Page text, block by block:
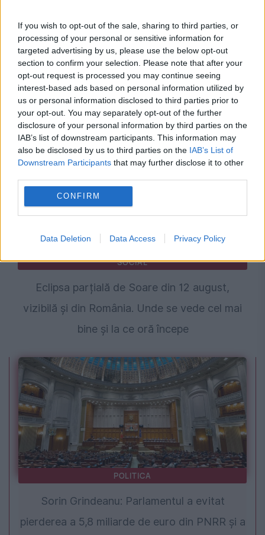
If you wish to opt-out of the sale, sharing to third parties, or
processing of your personal or sensitive information for
targeted advertising by us, please use the below opt-out
section to confirm your selection. Please note that after your
opt-out request is processed you may continue seeing
interest-based ads based on personal information utilized by
us or personal information disclosed to third parties prior to
your opt-out. You may separately opt-out of the further
disclosure of your personal information by third parties on the
IAB’s list of downstream participants. This information may
also be disclosed by us to third parties on the IAB’s List of
Downstream Participants that may further disclose it to other
CONFIRM
Data Deletion Data Access Privacy Policy
SOCIAL
Medicamente uzuale pentru digestie, oprite de
la vânzare. Ce verificări face ANMDMR
SOCIAL
Eclipsa parțială de Soare din 12 august,
vizibilă și din România. Unde se vede cel mai
bine și la ce oră începe
POLITICA
Sorin Grindeanu: Parlamentul a evitat
pierderea a 5,8 miliarde de euro din PNRR și a